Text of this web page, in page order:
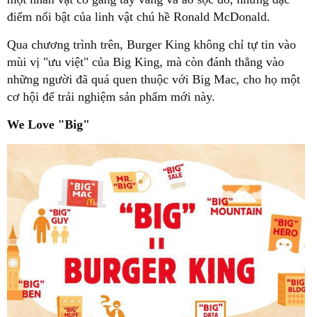
điểm nổi bật của linh vật chú hề Ronald McDonald.
Qua chương trình trên, Burger King không chỉ tự tin vào
mùi vị "ưu việt" của Big King, mà còn đánh thẳng vào
những người đã quá quen thuộc với Big Mac, cho họ một
cơ hội để trải nghiệm sản phẩm mới này.
We Love "Big"